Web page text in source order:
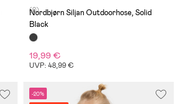
(0)
Nordbjørn Siljan Outdoorhose, Solid
Black
19,99 €
UVP: 48,99 €
-20%